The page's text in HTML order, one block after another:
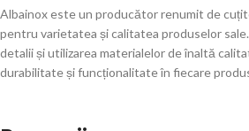
Albainox este un producător renumit de
pentru varietatea și calitatea produselor
detalii și utilizarea materialelor de înaltă
durabilitate și funcționalitate în fiecare